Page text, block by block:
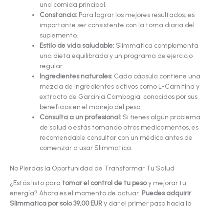
una comida principal.
Constancia: Para lograr los mejores resultados, es
importante ser consistente con la toma diaria del
suplemento.
Estilo de vida saludable: Slimmatica complementa
una dieta equilibrada y un programa de ejercicio
regular.
Ingredientes naturales: Cada cápsula contiene una
mezcla de ingredientes activos como L-Carnitina y
extracto de Garcinia Cambogia, conocidos por sus
beneficios en el manejo del peso.
Consulta a un profesional: Si tienes algún problema
de salud o estás tomando otros medicamentos, es
recomendable consultar con un médico antes de
comenzar a usar Slimmatica.
No Pierdas la Oportunidad de Transformar Tu Salud
¿Estás listo para tomar el control de tu pesoy mejorar tu
energía? Ahora es el momento de actuar. Puedes adquirir
Slimmatica por solo 39,00 EURy dar el primer paso hacia la